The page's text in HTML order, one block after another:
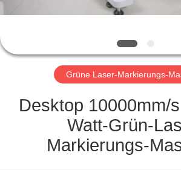
SIE
MIT
VERBINDUNG
Grüne Laser-Markierungs-
Desktop 10000mm/
Watt-Grün-
Markierungs-